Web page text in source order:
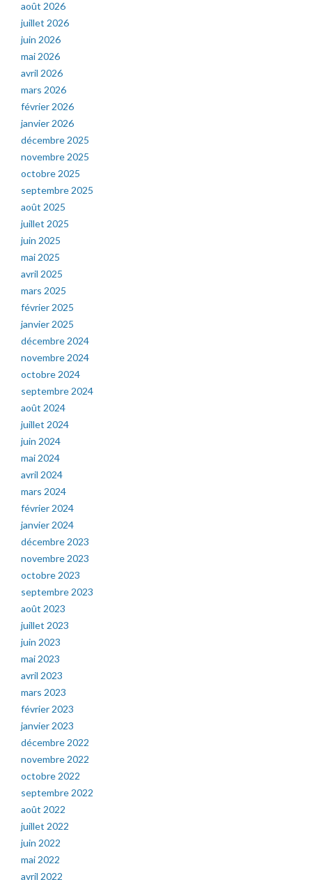
août 2026
juillet 2026
juin 2026
mai 2026
avril 2026
mars 2026
février 2026
janvier 2026
décembre 2025
novembre 2025
octobre 2025
septembre 2025
août 2025
juillet 2025
juin 2025
mai 2025
avril 2025
mars 2025
février 2025
janvier 2025
décembre 2024
novembre 2024
octobre 2024
septembre 2024
août 2024
juillet 2024
juin 2024
mai 2024
avril 2024
mars 2024
février 2024
janvier 2024
décembre 2023
novembre 2023
octobre 2023
septembre 2023
août 2023
juillet 2023
juin 2023
mai 2023
avril 2023
mars 2023
février 2023
janvier 2023
décembre 2022
novembre 2022
octobre 2022
septembre 2022
août 2022
juillet 2022
juin 2022
mai 2022
avril 2022